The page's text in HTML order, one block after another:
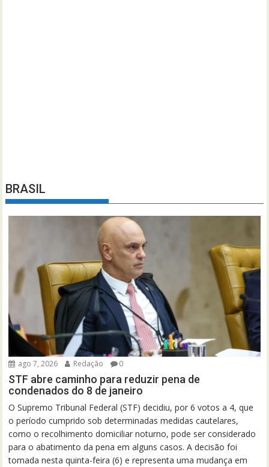
BRASIL
ago 7, 2026 Redação 0
STF abre caminho para reduzir pena de
condenados do 8 de janeiro
O Supremo Tribunal Federal (STF) decidiu, por 6 votos a 4, que
o período cumprido sob determinadas medidas cautelares,
como o recolhimento domiciliar noturno, pode ser considerado
para o abatimento da pena em alguns casos. A decisão foi
tomada nesta quinta-feira (6) e representa uma mudança em